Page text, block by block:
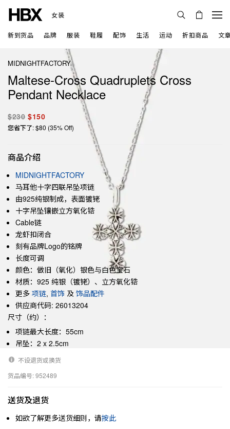
女装
新到货品 品牌 服装 鞋履 配饰 生活 运动 折扣商品 文
MIDNIGHTFACTORY
Maltese-Cross Quadruplets Cross
Pendant Necklace
$230 $150
您省下了: $80 (35% Off)
商品介绍
MIDNIGHTFACTORY
马耳他十字四联吊坠项链
由925纯银制成，表面镀铑
十字吊坠镶嵌立方氧化锆
Cable链
龙虾扣闭合
刻有品牌Logo的铭牌
长度可调
颜色：做旧（氧化）银色与白色宝石
材质：925 纯银（镀铑）、立方氧化锆
更多 项链, 首饰 及 饰品配件
供应商代码: 26013204
尺寸（约）：
项链最大长度：55cm
吊坠：2 x 2.5cm
不设退货或换货
货品编号: 952489
送货及退货
如欲了解更多送货细则，请按此